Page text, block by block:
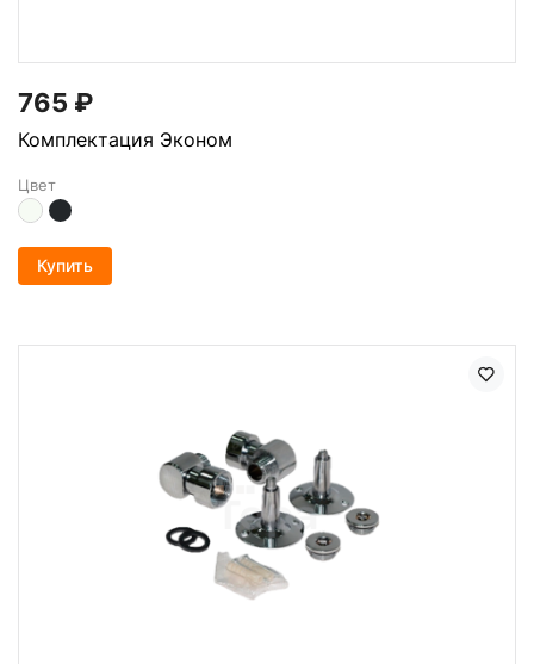
765 ₽
Комплектация Эконом
Цвет
Купить